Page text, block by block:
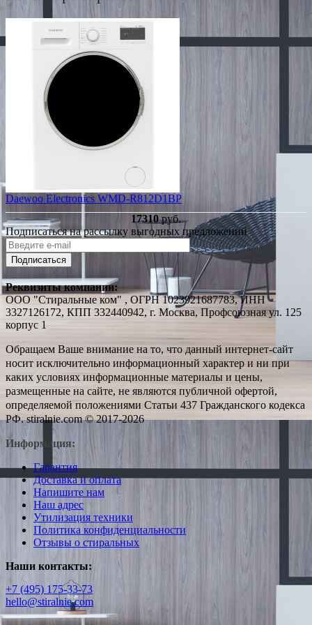
Daewoo Electronics WMD-R812D1BP
17310руб.
Подписаться на рассылку выгодных предложений
Подписаться
Реквизиты компании:
ООО "Стиральные ком" , ОГРН 1023921687783, ИНН
3327126172, КПП 332440942, г. Москва, Профсоюзная ул. 125
корпус 1
Обращаем Ваше внимание на то, что данный интернет-сайт
носит исключительно информационный характер и ни при
каких условиях информационные материалы и цены,
размещенные на сайте, не являются публичной офертой,
определяемой положениями Статьи 437 Гражданского кодекса
РФ. stiralnie.com © 2017-2026
Информация:
Гарантия
Доставка и оплата
Напишите нам
Наш адрес
Утилизация техники
Политика конфиденциальности
Отзывы о стиральных
Наши контакты:
+7 (495) 175-33-73
hello@stiralnie.com